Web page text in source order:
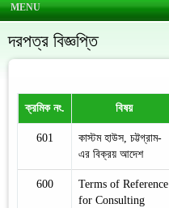
MENU
দরপত্র বিজ্ঞপ্তি
ক্রমিক নং. বিষয়
601
কাস্টম হাউস, চট্টগ্রাম-
এর বিক্রয় আদেশ
600
Terms of Reference
for Consulting